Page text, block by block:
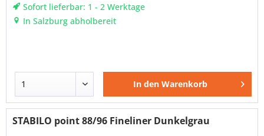
Sofort lieferbar: 1 - 2 Werktage
In Salzburg abholbereit
In den Warenkorb
STABILO point 88/96 Fineliner Dunkelgrau